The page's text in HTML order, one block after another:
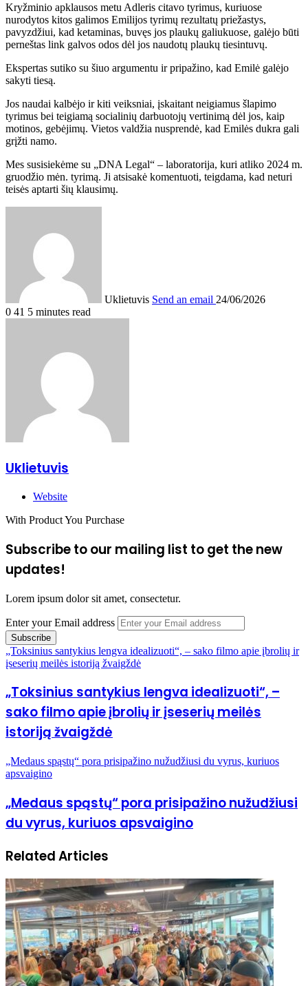
Kryžminio apklausos metu Adleris citavo tyrimus, kuriuose
nurodytos kitos galimos Emilijos tyrimų rezultatų priežastys,
pavyzdžiui, kad ketaminas, buvęs jos plaukų galiukuose, galėjo būti
perneštas link galvos odos dėl jos naudotų plaukų tiesintuvų.
Ekspertas sutiko su šiuo argumentu ir pripažino, kad Emilė galėjo
sakyti tiesą.
Jos naudai kalbėjo ir kiti veiksniai, įskaitant neigiamus šlapimo
tyrimus bei teigiamą socialinių darbuotojų vertinimą dėl jos, kaip
motinos, gebėjimų. Vietos valdžia nusprendė, kad Emilės dukra gali
grįžti namo.
Mes susisiekėme su „DNA Legal“ – laboratorija, kuri atliko 2024 m.
gruodžio mėn. tyrimą. Ji atsisakė komentuoti, teigdama, kad neturi
teisės aptarti šių klausimų.
Uklietuvis Send an email 24/06/2026
0 41 5 minutes read
Uklietuvis
Website
With Product You Purchase
Subscribe to our mailing list to get the new
updates!
Lorem ipsum dolor sit amet, consectetur.
Enter your Email address
„Toksinius santykius lengva idealizuoti“, – sako filmo apie įbrolių ir
įseserių meilės istoriją žvaigždė
„Toksinius santykius lengva idealizuoti“, –
sako filmo apie įbrolių ir įseserių meilės
istoriją žvaigždė
„Medaus spąstų“ pora prisipažino nužudžiusi du vyrus, kuriuos
apsvaigino
„Medaus spąstų“ pora prisipažino nužudžiusi
du vyrus, kuriuos apsvaigino
Related Articles